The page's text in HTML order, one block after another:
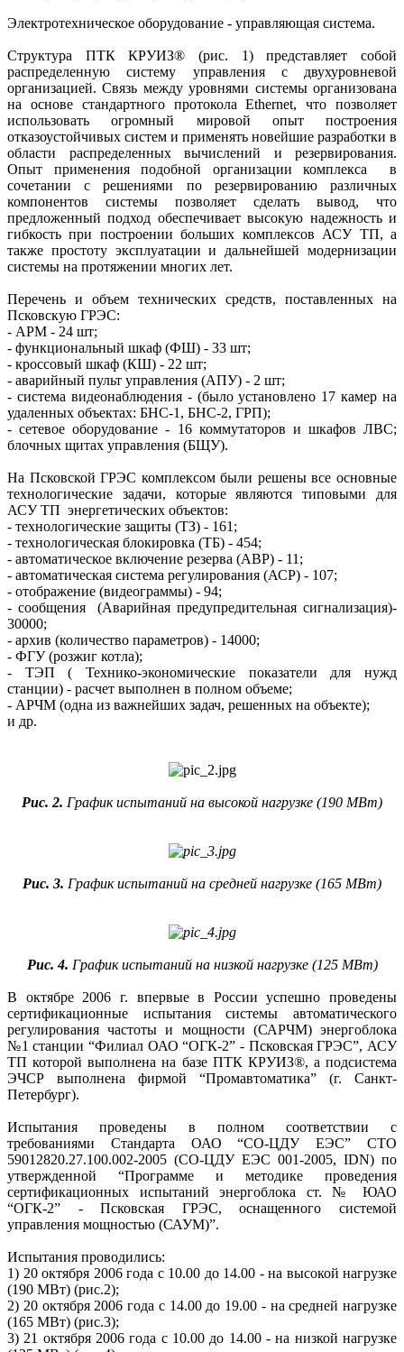
Электротехническое оборудование - управляющая система.
Структура ПТК КРУИЗ® (рис. 1) представляет собой
распределенную систему управления с двухуровневой
организацией. Связь между уровнями системы организована
на основе стандартного протокола Ethernet, что позволяет
использовать огромный мировой опыт построения
отказоустойчивых систем и применять новейшие разработки в
области распределенных вычислений и резервирования.
Опыт применения подобной организации комплекса в
сочетании с решениями по резервированию различных
компонентов системы позволяет сделать вывод, что
предложенный подход обеспечивает высокую надежность и
гибкость при построении больших комплексов АСУ ТП, а
также простоту эксплуатации и дальнейшей модернизации
системы на протяжении многих лет.
Перечень и объем технических средств, поставленных на
Псковскую ГРЭС:
- АРМ - 24 шт;
- функциональный шкаф (ФШ) - 33 шт;
- кроссовый шкаф (КШ) - 22 шт;
- аварийный пульт управления (АПУ) - 2 шт;
- система видеонаблюдения - (было установлено 17 камер на
удаленных объектах: БНС-1, БНС-2, ГРП);
- сетевое оборудование - 16 коммутаторов и шкафов ЛВС;
блочных щитах управления (БЩУ).
На Псковской ГРЭС комплексом были решены все основные
технологические задачи, которые являются типовыми для
АСУ ТП энергетических объектов:
- технологические защиты (ТЗ) - 161;
- технологическая блокировка (ТБ) - 454;
- автоматическое включение резерва (АВР) - 11;
- автоматическая система регулирования (АСР) - 107;
- отображение (видеограммы) - 94;
- сообщения (Аварийная предупредительная сигнализация)-
30000;
- архив (количество параметров) - 14000;
- ФГУ (розжиг котла);
- ТЭП ( Технико-экономические показатели для нужд
станции) - расчет выполнен в полном объеме;
- АРЧМ (одна из важнейших задач, решенных на объекте);
и др.
Рис. 2. График испытаний на высокой нагрузке (190 МВт)
Рис. 3. График испытаний на средней нагрузке (165 МВт)
Рис. 4. График испытаний на низкой нагрузке (125 МВт)
В октябре 2006 г. впервые в России успешно проведены
сертификационные испытания системы автоматического
регулирования частоты и мощности (САРЧМ) энергоблока
№1 станции “Филиал ОАО “ОГК-2” - Псковская ГРЭС”, АСУ
ТП которой выполнена на базе ПТК КРУИЗ®, а подсистема
ЭЧСР выполнена фирмой “Промавтоматика” (г. Санкт-
Петербург).
Испытания проведены в полном соответствии с
требованиями Стандарта ОАО “СО-ЦДУ ЕЭС” СТО
59012820.27.100.002-2005 (СО-ЦДУ ЕЭС 001-2005, IDN) по
утвержденной “Программе и методике проведения
сертификационных испытаний энергоблока ст. № ЮАО
“ОГК-2” - Псковская ГРЭС, оснащенного системой
управления мощностью (САУМ)”.
Испытания проводились:
1) 20 октября 2006 года с 10.00 до 14.00 - на высокой нагрузке
(190 МВт) (рис.2);
2) 20 октября 2006 года с 14.00 до 19.00 - на средней нагрузке
(165 МВт) (рис.3);
3) 21 октября 2006 года с 10.00 до 14.00 - на низкой нагрузке